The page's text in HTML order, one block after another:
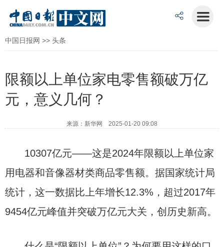
中国日报网 >> 头条
限额以上单位家电零售额破万亿
元，意义几何？
来源：新华网 2025-01-20 09:08
10307亿元——这是2024年限额以上单位家
用电器和音像器材类商品零售额。据国家统计局
统计，这一数据比上年增长12.3%，超过2017年
9454亿元峰值并突破万亿元大关，创历史新高。